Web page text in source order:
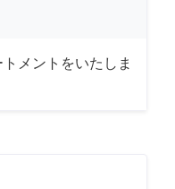
メントをいたしま